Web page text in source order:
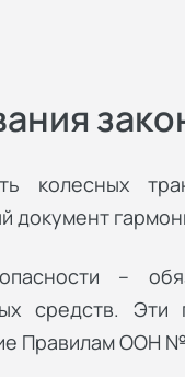
колесных
документ
–
средств. Эти
Правилам ООН